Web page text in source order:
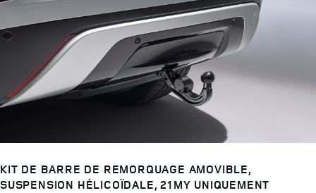
KIT DE BARRE DE REMORQUAGE AMOVIBLE,
SUSPENSION HÉLICOÏDALE, 21MY UNIQUEMENT